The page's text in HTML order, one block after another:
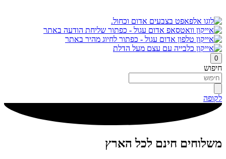
0
חיפוש
לקופה
משלוחים חינם לכל הארץ